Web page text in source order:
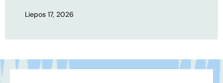
Liepos 17, 2026